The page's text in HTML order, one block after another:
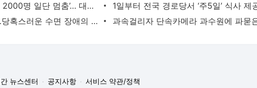
법원발 ‘의대증원 2000명 일단 멈춤’… 대학들은 당혹감
‘수면 중 성행위’…당혹스러운 수면 장애의 일면
뉴스센터 공지사항
서비스 약관/정책